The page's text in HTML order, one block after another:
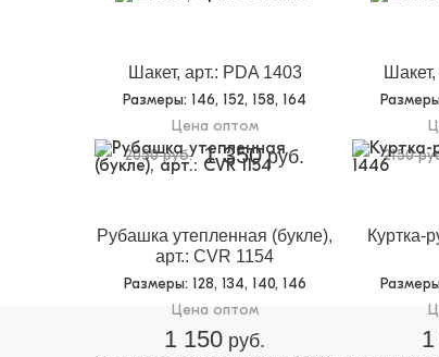
Шакет, арт.: PDA 1403
Размеры: 146, 152, 158, 164
Цена оптом
2050 руб. 1 350руб.
2150
Рубашка утепленная (букле),
арт.: CVR 1154
Размеры: 128, 134, 140, 146
Цена оптом
1 150 руб.
Куртка-